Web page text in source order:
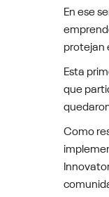
En ese
protejan
Esta
que
Como